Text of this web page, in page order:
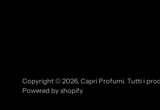
Copyright © 2026,Capri Profumi. Tutti i
Powered by shopify